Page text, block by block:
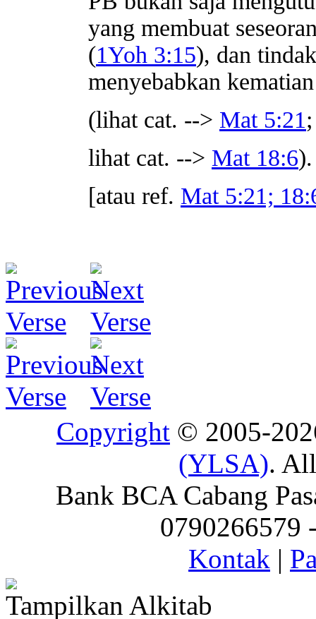
yang membuat
(1Yoh 3:15), dan
menyebabkan
(lihat cat. --> Mat 5:21;
lihat cat. --> Mat 18:6).
[atau ref. Mat 5:21;
Copyright © 2005-
(YLSA).
Bank BCA Cabang
0790266579
Kontak |
Tampilkan Alkitab